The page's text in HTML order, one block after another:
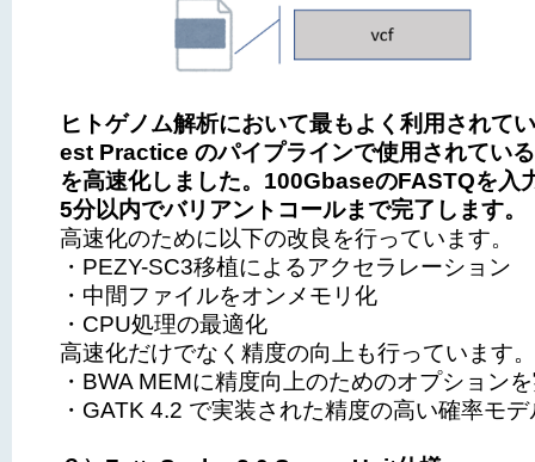
ヒトゲノム解析において最もよく利用されて
est Practice のパイプラインで使用されてい
を高速化しました。100GbaseのFASTQを入
5分以内でバリアントコールまで完了します。
高速化のために以下の改良を行っています。
・PEZY-SC3移植によるアクセラレーション
・中間ファイルをオンメモリ化
・CPU処理の最適化
高速化だけでなく精度の向上も行っています。
・BWA MEMに精度向上のためのオプション
・GATK 4.2 で実装された精度の高い確率モ